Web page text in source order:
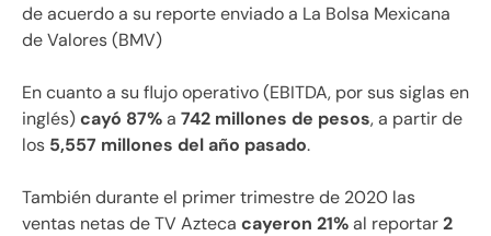
de acuerdo a su reporte enviado a La Bolsa Mexicana
de Valores (BMV)
En cuanto a su flujo operativo (EBITDA, por sus siglas en
inglés)cayó 87%a 742 millones de pesos, a partir de
los 5,557 millones del año pasado.
También durante el primer trimestre de 2020 las
ventas netas de TV Azteca cayeron 21%al reportar2